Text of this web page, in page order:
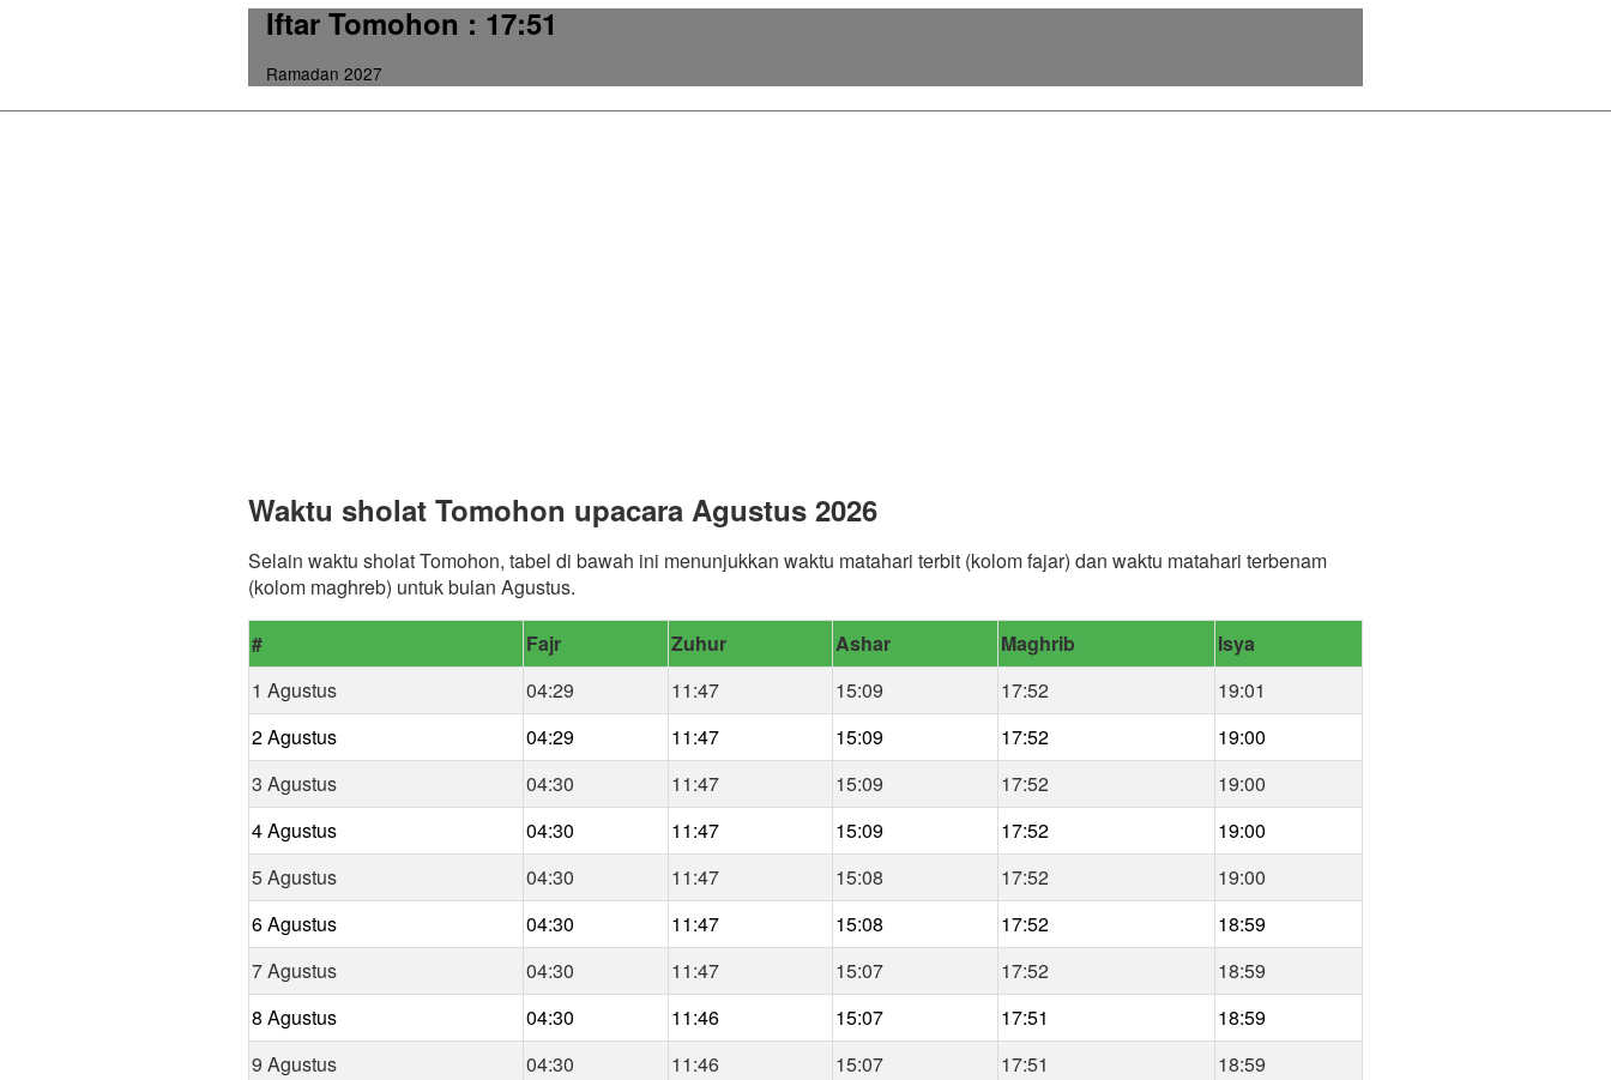
Iftar Tomohon: 17:51
Ramadan 2027
Waktu sholat Tomohon upacara Agustus 2026
Selain waktu sholat Tomohon, tabel di bawah ini menunjukkan waktu matahari terbit (kolom fajar) dan waktu matahari terbenam
(kolom maghreb) untuk bulan Agustus.
# Fajr Zuhur Ashar Maghrib
Isya
1 Agustus
04:29 11:47 15:09 17:52
19:01
2 Agustus
04:29 11:47 15:09 17:52
19:00
3 Agustus
04:30 11:47 15:09 17:52
19:00
4 Agustus
04:30 11:47 15:09 17:52
19:00
5 Agustus
04:30 11:47 15:08 17:52
19:00
6 Agustus
04:30 11:47 15:08 17:52
18:59
7 Agustus
04:30 11:47 15:07 17:52
18:59
8 Agustus
04:30 11:46 15:07 17:51
18:59
9 Agustus
04:30 11:46 15:07 17:51
18:59